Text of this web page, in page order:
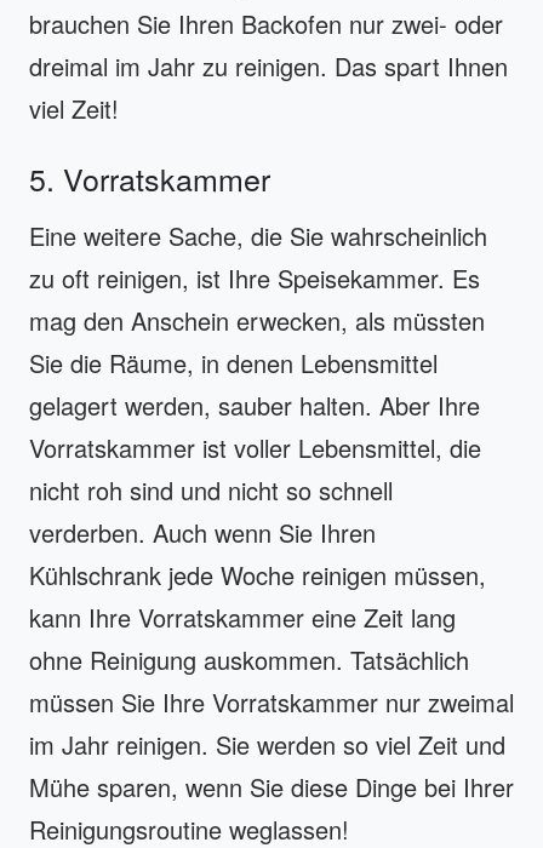
brauchen Sie Ihren Backofen nur zwei- oder
dreimal im Jahr zu reinigen. Das spart Ihnen
viel Zeit!
5. Vorratskammer
Eine weitere Sache, die Sie wahrscheinlich
zu oft reinigen, ist Ihre Speisekammer. Es
mag den Anschein erwecken, als müssten
Sie die Räume, in denen Lebensmittel
gelagert werden, sauber halten. Aber Ihre
Vorratskammer ist voller Lebensmittel, die
nicht roh sind und nicht so schnell
verderben. Auch wenn Sie Ihren
Kühlschrank jede Woche reinigen müssen,
kann Ihre Vorratskammer eine Zeit lang
ohne Reinigung auskommen. Tatsächlich
müssen Sie Ihre Vorratskammer nur zweimal
im Jahr reinigen. Sie werden so viel Zeit und
Mühe sparen, wenn Sie diese Dinge bei Ihrer
Reinigungsroutine weglassen!